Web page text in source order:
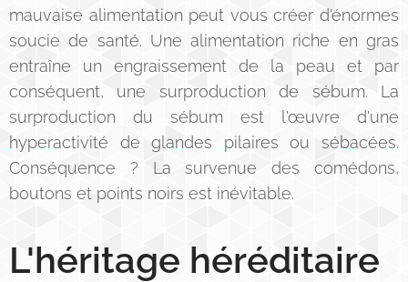
mauvaise alimentation peut vous créer d'énormes
soucie de santé. Une alimentation riche en gras
entraîne un engraissement de la peau et par
conséquent, une surproduction de sébum. La
surproduction du sébum est l'œuvre d'une
hyperactivité de glandes pilaires ou sébacées.
Conséquence ? La survenue des comédons,
boutons et points noirs est inévitable.
L'héritage héréditaire